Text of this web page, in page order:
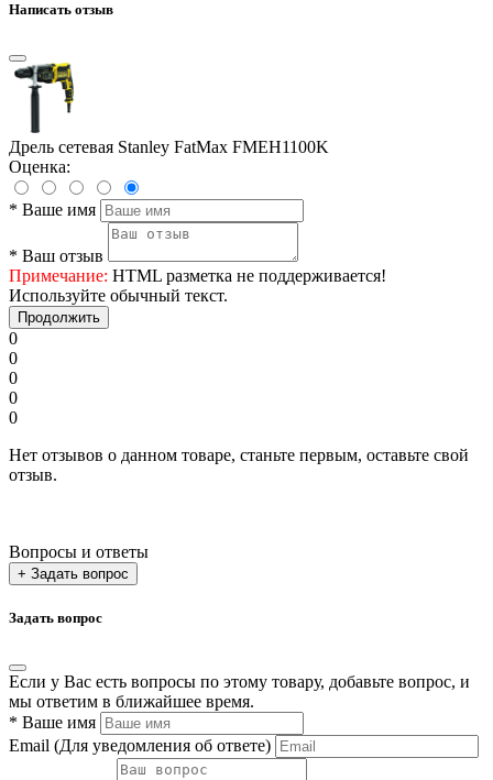
Написать отзыв
Дрель сетевая Stanley FatMax FMEH1100K
Оценка:
* Ваше имя
* Ваш отзыв
Примечание: HTML разметка не поддерживается!
Используйте обычный текст.
Продолжить
0
0
0
0
0
Нет отзывов о данном товаре, станьте первым, оставьте свой
отзыв.
Вопросы и ответы
+ Задать вопрос
Задать вопрос
Если у Вас есть вопросы по этому товару, добавьте вопрос, и
мы ответим в ближайшее время.
* Ваше имя
Email (Для уведомления об ответе)